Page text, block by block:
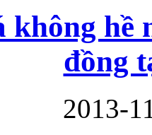
không hề
đồng
2013-